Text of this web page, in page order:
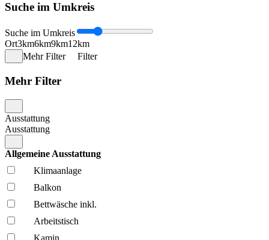
Suche im Umkreis
Suche im Umkreis
Ort3km6km9km12km
Mehr Filter
Filter
Mehr Filter
Ausstattung
Ausstattung
Allgemeine Ausstattung
Klima­anlage
Balkon
Bettwäsche inkl.
Arbeitstisch
Kamin